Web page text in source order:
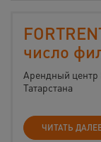
число
Арендный центр
Татарстана
ЧИТАТЬ